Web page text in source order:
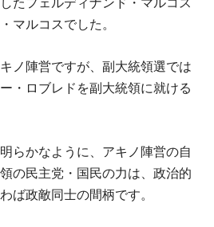
マルコスでした。
ノ陣営ですが、副大統領選では
・ロブレドを副大統領に就ける
らかなように、アキノ陣営の自
の民主党・国民の力は、政治的
ば政敵同士の間柄です。